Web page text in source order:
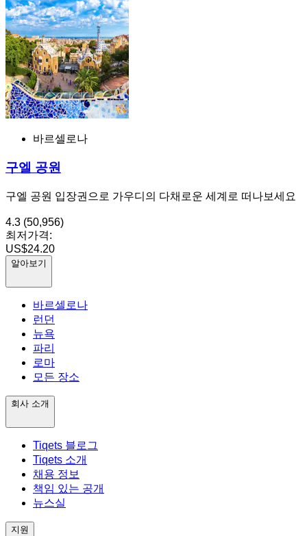
바르셀로나
구엘 공원
구엘 공원 입장권으로 가우디의 다채로운 세계로 떠나보세요
4.3 (50,956)
최저가격:
US$24.20
알아보기
바르셀로나
런던
뉴욕
파리
로마
모든 장소
회사 소개
Tiqets 블로그
Tiqets 소개
채용 정보
책임 있는 공개
뉴스실
지원